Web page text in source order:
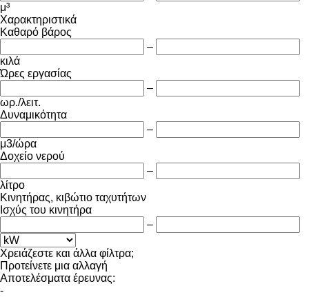
μ³
Χαρακτηριστικά
Καθαρό βάρος
–
κιλά
Ώρες εργασίας
–
ωρ./λειτ.
Δυναμικότητα
–
μ3/ώρα
Δοχείο νερού
–
λίτρο
Κινητήρας, κιβώτιο ταχυτήτων
Ισχύς του κινητήρα
–
Χρειάζεστε και άλλα φίλτρα;
Προτείνετε μια αλλαγή
Αποτελέσματα έρευνας:
-